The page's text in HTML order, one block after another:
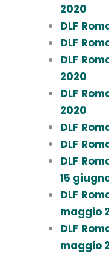
2020
DLF
DLF
DLF
2020
DLF
2020
DLF
DLF
DLF
15
DLF
maggio
DLF
maggio